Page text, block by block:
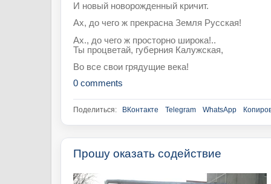
И новый новорожденный кричит.
Ах, до чего ж прекрасна Земля Русская!
Ах., до чего ж просторно широка!..
Ты процветай, губерния Калужская,
Во все свои грядущие века!
0 comments
Поделиться: ВКонтакте Telegram WhatsApp
Прошу оказать содействие